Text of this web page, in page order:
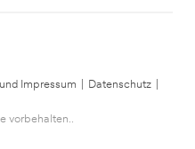
Impressum Datenschutz
vorbehalten..